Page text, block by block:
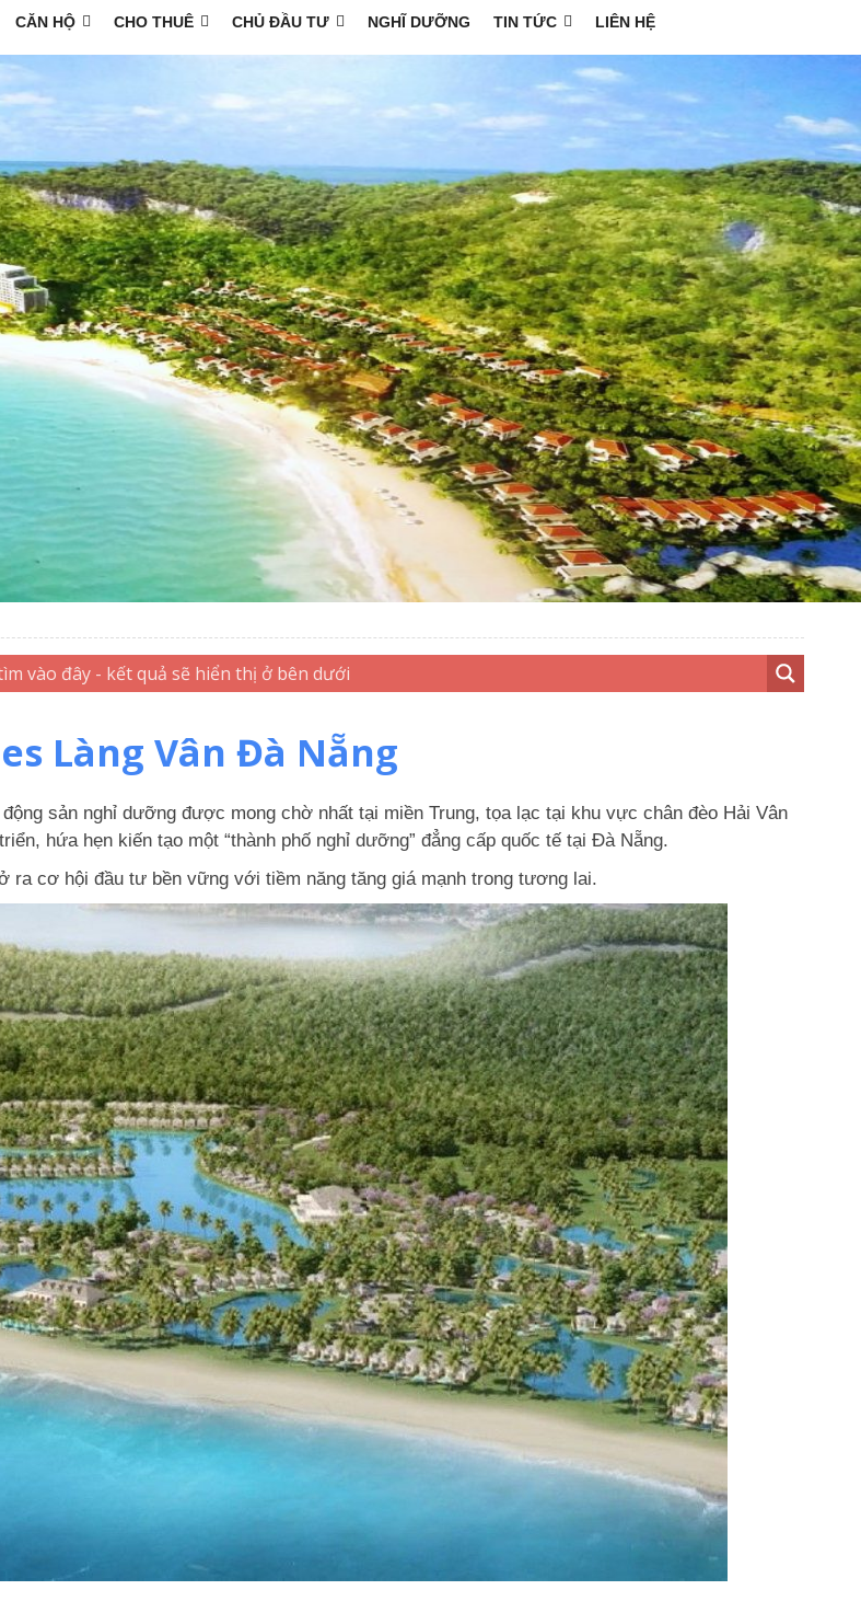
CĂN HỘ CHO THUÊ CHỦ ĐẦU TƯ NGHĨ DƯỠNG TIN TỨC LIÊN HỆ
Làng Vân Đà Nẵng
sản nghỉ dưỡng được mong chờ nhất tại miền Trung, tọa lạc tại khu vực chân đèo Hải Vân
hứa hẹn kiến tạo một “thành phố nghỉ dưỡng” đẳng cấp quốc tế tại Đà Nẵng.
ra cơ hội đầu tư bền vững với tiềm năng tăng giá mạnh trong tương lai.